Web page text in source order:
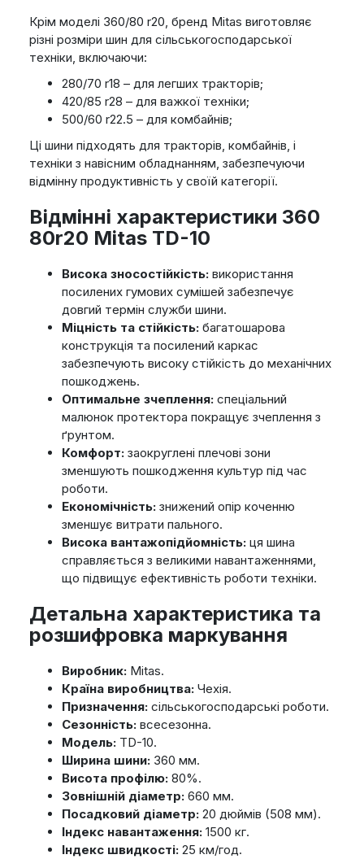
Крім моделі 360/80 r20, бренд Mitas виготовляє
різні розміри шин для сільськогосподарської
техніки, включаючи:
280/70 r18 – для легших тракторів;
420/85 r28 – для важкої техніки;
500/60 r22.5 – для комбайнів;
Ці шини підходять для тракторів, комбайнів, і
техніки з навісним обладнанням, забезпечуючи
відмінну продуктивність у своїй категорії.
Відмінні характеристики 360
80r20 Mitas TD-10
Висока зносостійкість:використання
посилених гумових сумішей забезпечує
довгий термін служби шини.
Міцність та стійкість:багатошарова
конструкція та посилений каркас
забезпечують високу стійкість до механічних
пошкоджень.
Оптимальне зчеплення:спеціальний
малюнок протектора покращує зчеплення з
ґрунтом.
Комфорт:заокруглені плечові зони
зменшують пошкодження культур під час
роботи.
Економічність:знижений опір коченню
зменшує витрати пального.
Висока вантажопідйомність:ця шина
справляється з великими навантаженнями,
що підвищує ефективність роботи техніки.
Детальна характеристика та
розшифровка маркування
Виробник:Mitas.
Країна виробництва:Чехія.
Призначення:сільськогосподарські роботи.
Сезонність:всесезонна.
Модель:TD-10.
Ширина шини:360 мм.
Висота профілю:80%.
Зовнішній діаметр:660 мм.
Посадковий діаметр:20 дюймів (508 мм).
Індекс навантаження:1500 кг.
Індекс швидкості:25 км/год.